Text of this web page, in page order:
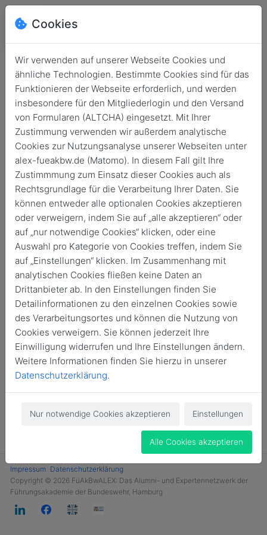
Login
Keine Zugangsdaten?
Login
Jetzt Mitglied werden
Impressum Datenschutzerklärung
Copyright © 2026 FüAkBwALEX: Das Alumni- und Expertennetzwerk der
Führungsakademie der Bundeswehr, Hamburg
Cookies
Wir verwenden auf unserer Webseite Cookies und
ähnliche Technologien. Bestimmte Cookies sind für das
Funktionieren der Webseite erforderlich, und werden
insbesondere für den Mitgliederlogin und den Versand
von Formularen (ALTCHA) eingesetzt. Mit Ihrer
Zustimmung verwenden wir außerdem analytische
Cookies zur Nutzungsanalyse unserer Webseiten unter
alex-fueakbw.de (Matomo). In diesem Fall gilt Ihre
Zustimmmung zum Einsatz dieser Cookies auch als
Rechtsgrundlage für die Verarbeitung Ihrer Daten. Sie
können entweder alle optionalen Cookies akzeptieren
oder verweigern, indem Sie auf „alle akzeptieren“ oder
auf „nur notwendige Cookies“ klicken, oder eine
Auswahl pro Kategorie von Cookies treffen, indem Sie
auf „Einstellungen“ klicken. Im Zusammenhang mit
analytischen Cookies fließen keine Daten an
Drittanbieter ab. In den Einstellungen finden Sie
Detailinformationen zu den einzelnen Cookies sowie
des Verarbeitungsortes und können die Nutzung von
Cookies verweigern. Sie können jederzeit Ihre
Einwilligung widerrufen und Ihre Einstellungen ändern.
Weitere Informationen finden Sie hierzu in unserer
Datenschutzerklärung.
Nur notwendige Cookies akzeptieren Einstellungen
Alle Cookies akzeptieren